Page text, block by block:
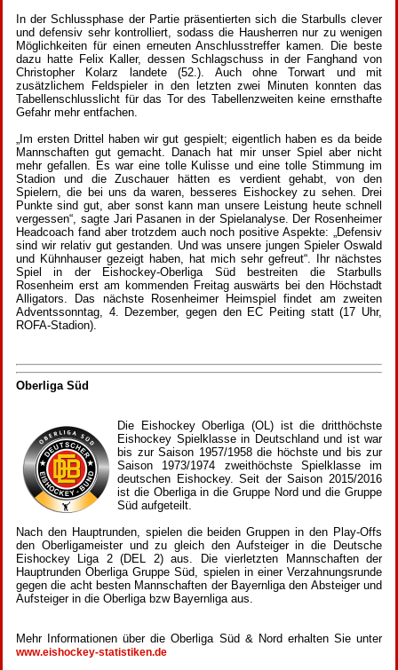
In der Schlussphase der Partie präsentierten sich die Starbulls clever
und defensiv sehr kontrolliert, sodass die Hausherren nur zu wenigen
Möglichkeiten für einen erneuten Anschlusstreffer kamen. Die beste
dazu hatte Felix Kaller, dessen Schlagschuss in der Fanghand von
Christopher Kolarz landete (52.). Auch ohne Torwart und mit
zusätzlichem Feldspieler in den letzten zwei Minuten konnten das
Tabellenschlusslicht für das Tor des Tabellenzweiten keine ernsthafte
Gefahr mehr entfachen.
„Im ersten Drittel haben wir gut gespielt; eigentlich haben es da beide
Mannschaften gut gemacht. Danach hat mir unser Spiel aber nicht
mehr gefallen. Es war eine tolle Kulisse und eine tolle Stimmung im
Stadion und die Zuschauer hätten es verdient gehabt, von den
Spielern, die bei uns da waren, besseres Eishockey zu sehen. Drei
Punkte sind gut, aber sonst kann man unsere Leistung heute schnell
vergessen“, sagte Jari Pasanen in der Spielanalyse. Der Rosenheimer
Headcoach fand aber trotzdem auch noch positive Aspekte: „Defensiv
sind wir relativ gut gestanden. Und was unsere jungen Spieler Oswald
und Kühnhauser gezeigt haben, hat mich sehr gefreut“. Ihr nächstes
Spiel in der Eishockey-Oberliga Süd bestreiten die Starbulls
Rosenheim erst am kommenden Freitag auswärts bei den Höchstadt
Alligators. Das nächste Rosenheimer Heimspiel findet am zweiten
Adventssonntag, 4. Dezember, gegen den EC Peiting statt (17 Uhr,
ROFA-Stadion).
Oberliga Süd
Die Eishockey Oberliga (OL) ist die dritthöchste
Eishockey Spielklasse in Deutschland und ist war
bis zur Saison 1957/1958 die höchste und bis zur
Saison 1973/1974 zweithöchste Spielklasse im
deutschen Eishockey. Seit der Saison 2015/2016
ist die Oberliga in die Gruppe Nord und die Gruppe
Süd aufgeteilt.
Nach den Hauptrunden, spielen die beiden Gruppen in den Play-Offs
den Oberligameister und zu gleich den Aufsteiger in die Deutsche
Eishockey Liga 2 (DEL 2) aus. Die vierletzten Mannschaften der
Hauptrunden Oberliga Gruppe Süd, spielen in einer Verzahnungsrunde
gegen die acht besten Mannschaften der Bayernliga den Absteiger und
Aufsteiger in die Oberliga bzw Bayernliga aus.
Mehr Informationen über die Oberliga Süd & Nord erhalten Sie unter
www.eishockey-statistiken.de